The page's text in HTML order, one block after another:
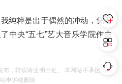
纯粹是出于偶然的冲动，凭着
中央“五七”艺大音乐学院作曲
，转载请注明出处。 本网站不承担相应
申诉或删除